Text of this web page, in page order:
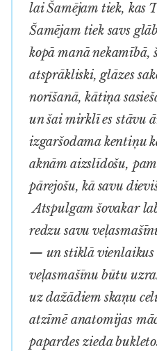
lai Šamējam tiek, kas
Šamējam tiek savs
kopā manā nekamībā,
atsprākliski, glāzes
norīšanā, kātiņa
un šai mirklī es stāvu
izgaršodama kentiņu
aknām aizslīdošu,
pārejošu, kāsavu
Atspulgam šovakar
redzu savu
— un stiklā vienlaikus
veļasmašīnu būtu
uz dažādiem skaņu
atzīmē anatomijas
papardes zieda